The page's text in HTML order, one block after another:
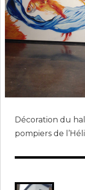
Décoration du
pompiers de